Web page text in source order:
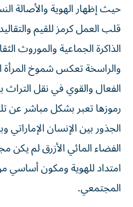
حيث إظهار الهوية والأصالة
قلب العمل كرمز للقيم
الذاكرة الجماعية والموروث
والراسخة تعكس شموخ المرأة
الفعال والقوي في نقل التراث
رموزها تعبر بشكل مباشر عن
الجذور بين الإنسان الإماراتي
الفضاء المائي الأزرق لم يكن
امتداد للهوية ومكون
المجتمعي.